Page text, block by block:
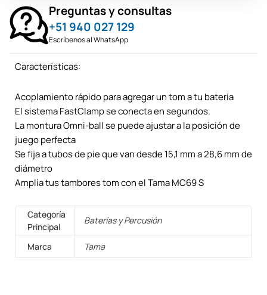
Preguntas y consultas
+51 940 027 129
Escríbenos al WhatsApp
Características:
Acoplamiento rápido para agregar un tom a tu batería
El sistema FastClamp se conecta en segundos.
La montura Omni-ball se puede ajustar a la posición de
juego perfecta
Se fija a tubos de pie que van desde 15,1 mm a 28,6 mm de
diámetro
Amplía tus tambores tom con el Tama MC69 S
Categoría
Principal
Baterías y Percusión
Marca Tama